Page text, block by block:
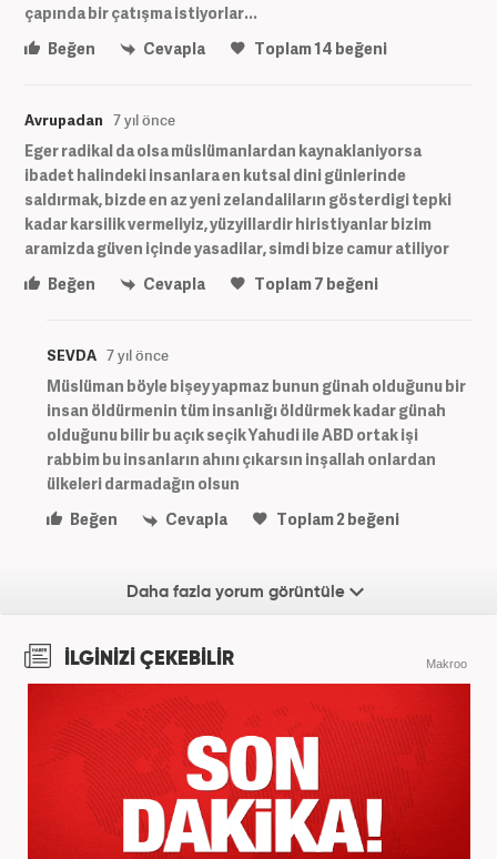
çapında bir çatışma istiyorlar...
Beğen
Cevapla Toplam14 beğeni
Avrupadan 7 yıl önce
Eger radikal da olsa müslümanlardan kaynaklaniyorsa
ibadet halindeki insanlara en kutsal dini günlerinde
saldırmak, bizde en az yeni zelandaliların gösterdigi tepki
kadar karsilik vermeliyiz, yüzyillardir hiristiyanlar bizim
aramizda güven içinde yasadilar, simdi bize camur atiliyor
Beğen
Cevapla Toplam7 beğeni
SEVDA 7 yıl önce
Müslüman böyle bişey yapmaz bunun günah olduğunu bir
insan öldürmenin tüm insanlığı öldürmek kadar günah
olduğunu bilir bu açık seçik Yahudi ile ABD ortak işi
rabbim bu insanların ahını çıkarsın inşallah onlardan
ülkeleri darmadağın olsun
Beğen
Cevapla Toplam2beğeni
Daha fazla yorum görüntüle
İLGİNİZİ ÇEKEBİLİR Makroo